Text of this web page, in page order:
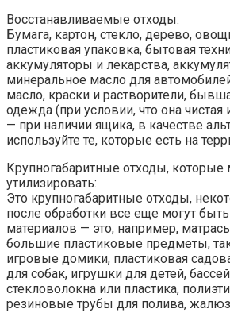
Восстанавливаемые отходы:
Бумага, картон, стекло, дерево,
пластиковая упаковка, бытовая
аккумуляторы и лекарства,
минеральное масло для
масло, краски и растворители,
одежда (при условии, что она
— при наличии ящика, в качестве
используйте те, которые есть на
Крупногабаритные отходы,
утилизировать:
Это крупногабаритные отходы,
после обработки все еще могут
материалов — это, например,
большие пластиковые предметы,
игровые домики, пластиковая
для собак, игрушки для детей,
стекловолокна или пластика,
резиновые трубы для полива,